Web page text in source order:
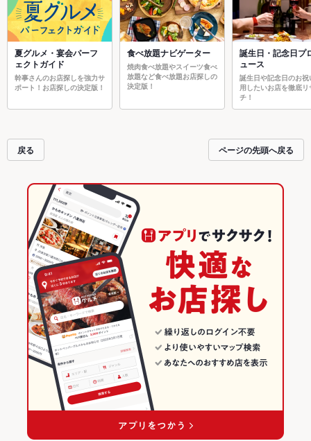
夏グルメ・宴会パーフ
ェクトガイド
幹事さんのお店探しを強力サ
ポート！お店探しの決定版！
食べ放題ナビゲーター
焼肉食べ放題やスイーツ食べ
放題など食べ放題お店探しの
決定版！
誕生日・記念日プ
ュース
誕生日や記念日のお祝
用したいお店を徹底リ
チ！
戻る ページの先頭へ戻る